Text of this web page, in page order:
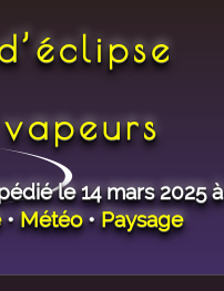
le 14 mars 2025 à
•Météo•Paysage